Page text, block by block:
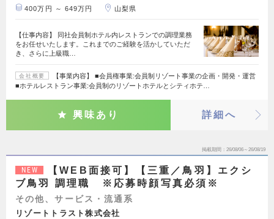
400万円 ～ 649万円 山梨県
【仕事内容】 同社会員制ホテル内レストランでの調理業務
をお任せいたします。これまでのご経験を活かしていただ
き、さらに上級職…
会社概要
【事業内容】 ■会員権事業:会員制リゾート事業の企画・開発・運営
■ホテルレストラン事業:会員制のリゾートホテルとシティホテ…
興味あり 詳細へ
掲載期間 26/08/06～26/08/19
NEW
【WEB面接可】【三重／鳥羽】エクシ
ブ鳥羽 調理職 ※応募時顔写真必須※
その他、サービス・流通系
リゾートトラスト株式会社